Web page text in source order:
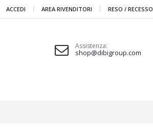
ACCEDI AREA RIVENDITORI RESO / RECESSO
Assistenza:
shop@dibigroup.com